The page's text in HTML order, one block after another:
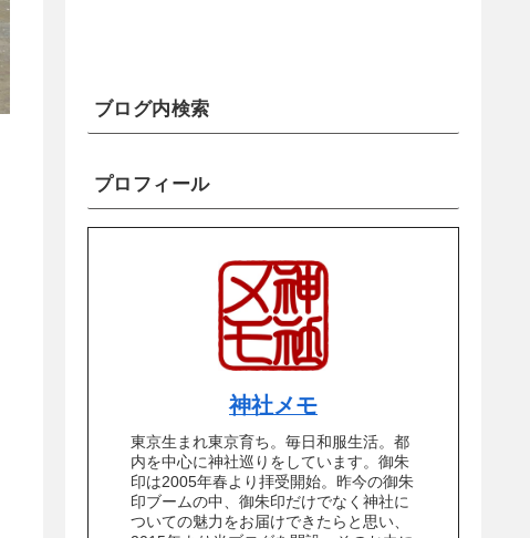
ブログ内検索
プロフィール
神社メモ
東京生まれ東京育ち。毎日和服生活。都
内を中心に神社巡りをしています。御朱
印は2005年春より拝受開始。昨今の御朱
印ブームの中、御朱印だけでなく神社に
ついての魅力をお届けできたらと思い、